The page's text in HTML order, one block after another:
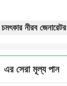
চমৎকার নীরব জেনারেটর
এর সেরা মূল্য পান